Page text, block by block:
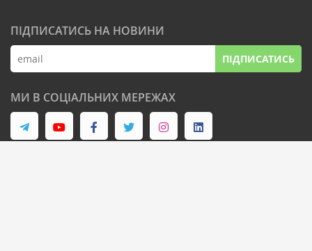
ПІДПИСАТИСЬ НА НОВИНИ
ПІДПИСАТИСЬ
МИ В СОЦІАЛЬНИХ МЕРЕЖАХ